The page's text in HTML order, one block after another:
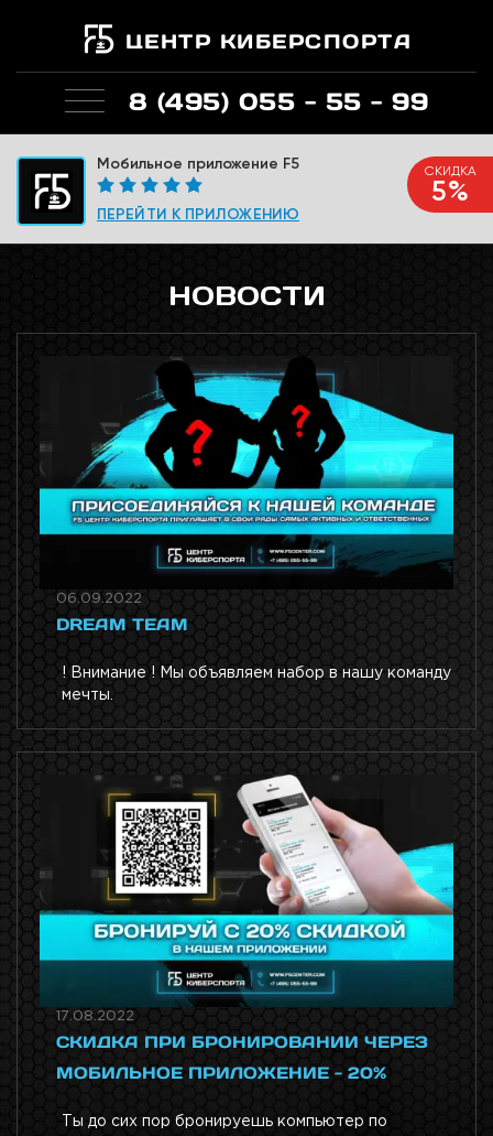
ЦЕНТР КИБЕРСПОРТА
8 (495) 055 - 55 - 99
Мобильное приложение F5
ПЕРЕЙТИ К ПРИЛОЖЕНИЮ
СКИДКА
5%
НОВОСТИ
06.09.2022
DREAM TEAM
! Внимание ! Мы объявляем набор в нашу команду
мечты.
17.08.2022
СКИДКА ПРИ БРОНИРОВАНИИ ЧЕРЕЗ
МОБИЛЬНОЕ ПРИЛОЖЕНИЕ - 20%
Ты до сих пор бронируешь компьютер по